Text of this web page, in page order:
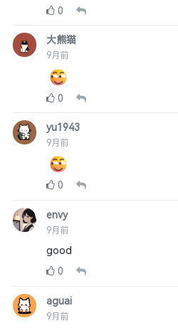
0
大熊猫
9月前
0
yu1943
9月前
0
envy
9月前
good
0
aguai
9月前